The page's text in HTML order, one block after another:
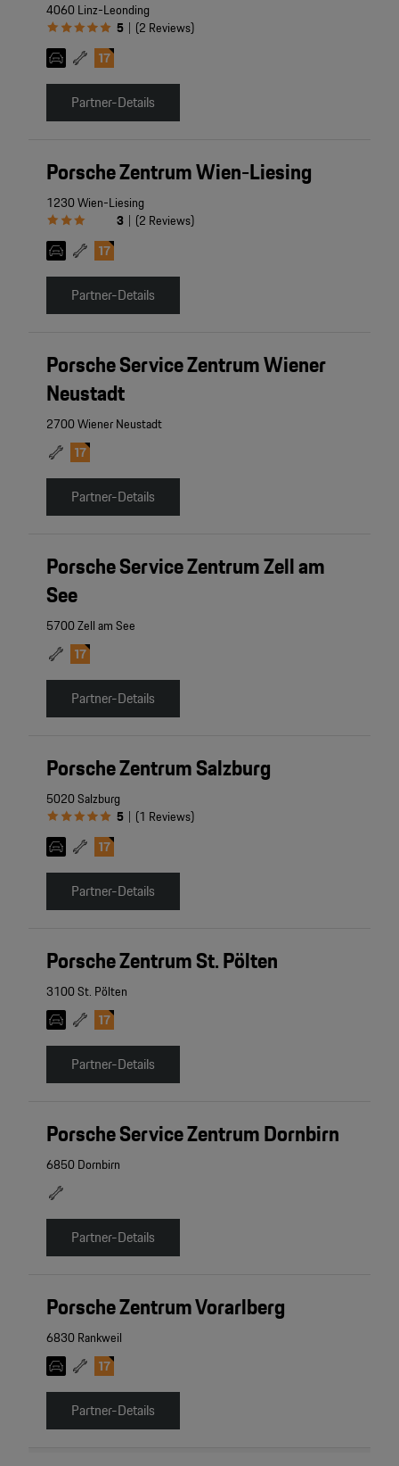
4060 Linz-Leonding
5 | (2 Reviews)
Partner-Details
Porsche Zentrum Wien-Liesing
1230 Wien-Liesing
3 | (2 Reviews)
Partner-Details
Porsche Service Zentrum Wiener
Neustadt
2700 Wiener Neustadt
Partner-Details
Porsche Service Zentrum Zell am
See
5700 Zell am See
Partner-Details
Porsche Zentrum Salzburg
5020 Salzburg
5 | (1 Reviews)
Partner-Details
Porsche Zentrum St. Pölten
3100 St. Pölten
Partner-Details
Porsche Service Zentrum Dornbirn
6850 Dornbirn
Partner-Details
Porsche Zentrum Vorarlberg
6830 Rankweil
Partner-Details